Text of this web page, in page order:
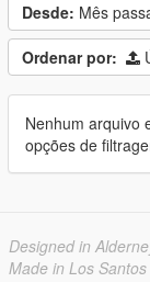
Desde: Mês
Ordenar por:
Nenhum arquivo
opções de
Designed in
Made in Los Santos